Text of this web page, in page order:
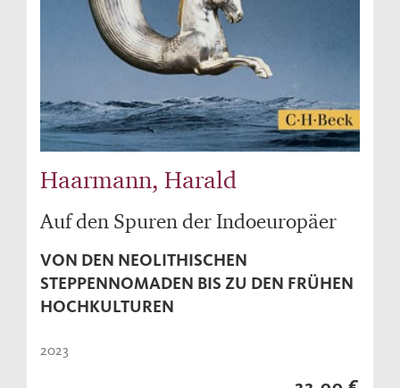
Haarmann, Harald
Auf den Spuren der Indoeuropäer
VON DEN NEOLITHISCHEN
STEPPENNOMADEN BIS ZU DEN FRÜHEN
HOCHKULTUREN
2023